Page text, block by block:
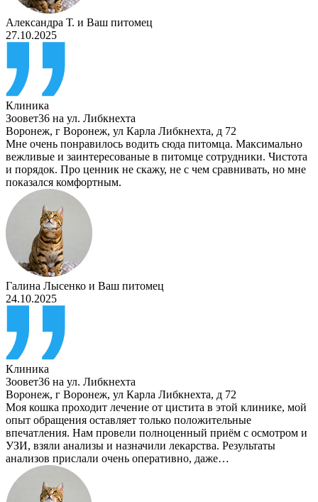
Александра Т. и Ваш питомец
27.10.2025
Клиника
Зоовет36 на ул. Либкнехта
Воронеж, г Воронеж, ул Карла Либкнехта, д 72
Мне очень понравилось водить сюда питомца. Максимально
вежливые и заинтересованые в питомце сотрудники. Чистота
и порядок. Про ценник не скажу, не с чем сравнивать, но мне
показался комфортным.
Галина Лысенко и Ваш питомец
24.10.2025
Клиника
Зоовет36 на ул. Либкнехта
Воронеж, г Воронеж, ул Карла Либкнехта, д 72
Моя кошка проходит лечение от цистита в этой клинике, мой
опыт обращения оставляет только положительные
впечатления. Нам провели полноценный приём с осмотром и
УЗИ, взяли анализы и назначили лекарства. Результаты
анализов прислали очень оперативно, даже…